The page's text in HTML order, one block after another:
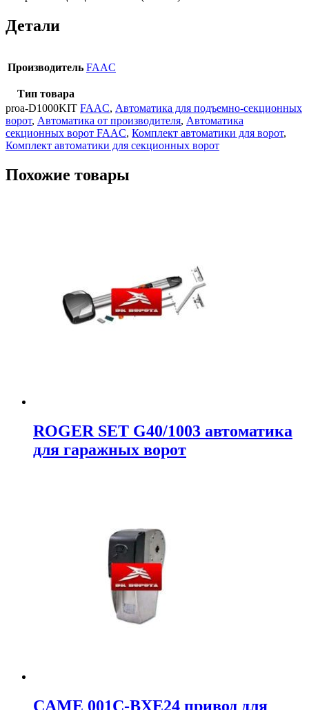
Детали
Производитель FAAC
Тип товара
proa-D1000KIT FAAC, Автоматика для подъемно-секционных
ворот, Автоматика от производителя, Автоматика
секционных ворот FAAC, Комплект автоматики для ворот,
Комплект автоматики для секционных ворот
Похожие товары
ROGER SET G40/1003 автоматика
для гаражных ворот
CAME 001C-BXE24 привод для